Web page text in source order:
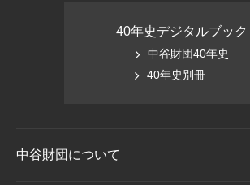
40年史デジタルブック
中谷財団40年史
40年史別冊
中谷財団について